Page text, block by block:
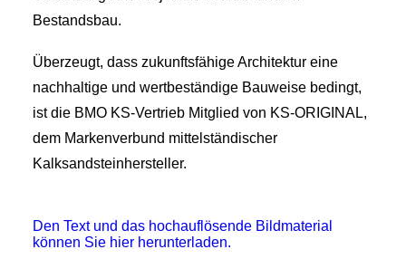
Bestandsbau.
Überzeugt, dass zukunftsfähige Architektur eine
nachhaltige und wertbeständige Bauweise bedingt,
ist die BMO KS-Vertrieb Mitglied von KS-ORIGINAL,
dem Markenverbund mittelständischer
Kalksandsteinhersteller.
Den Text und das hochauflösende Bildmaterial
können Sie hier herunterladen.